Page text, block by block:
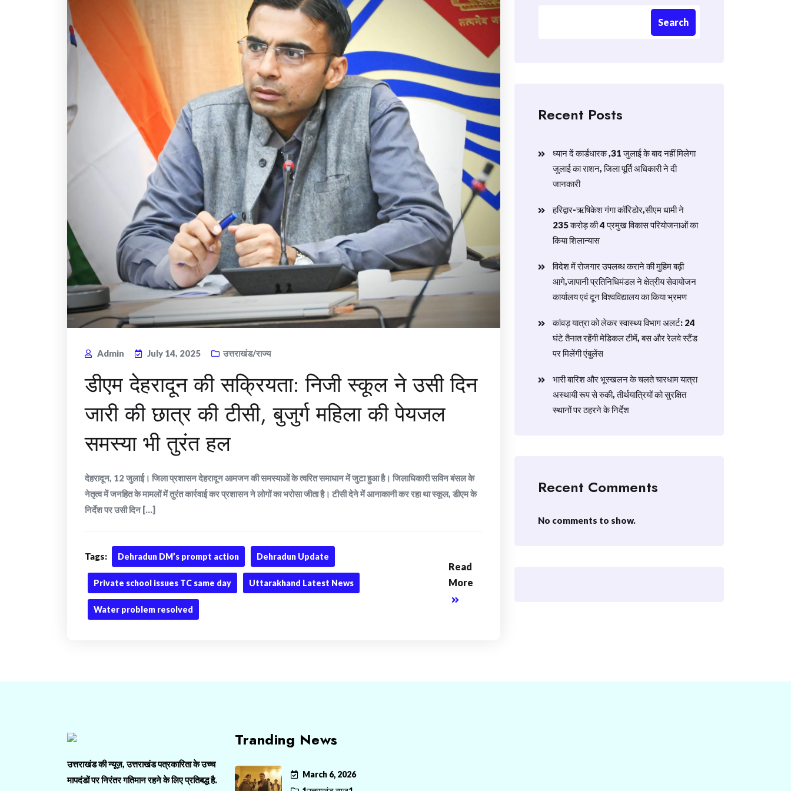
Admin July 14, 2025 उत्तराखंड/राज्य
डीएम देहरादून की सक्रियता: निजी स्कूल ने उसी दिन
जारी की छात्र की टीसी, बुजुर्ग महिला की पेयजल
समस्या भी तुरंत हल
देहरादून, 12 जुलाई। जिला प्रशासन देहरादून आमजन की समस्याओं के त्वरित समाधान में जुटा हुआ है। जिलाधिकारी सविन बंसल के
नेतृत्व में जनहित के मामलों में तुरंत कार्रवाई कर प्रशासन ने लोगों का भरोसा जीता है। टीसी देने में आनाकानी कर रहा था स्कूल, डीएम के
निर्देश पर उसी दिन [...]
Tags: Dehradun DM’s prompt action Dehradun Update
Private school issues TC same day Uttarakhand Latest News
Water problem resolved
Read
More
Search
Recent Posts
ध्यान दें कार्डधारक ,31 जुलाई के बाद नहीं मिलेगा
जुलाई का राशन, जिला पूर्ति अधिकारी ने दी
जानकारी
हरिद्वार-ऋषिकेश गंगा कॉरिडोर,सीएम धामी ने
235 करोड़ की 4 प्रमुख विकास परियोजनाओं का
किया शिलान्यास
विदेश में रोजगार उपलब्ध कराने की मुहिम बढ़ी
आगे,जापानी प्रतिनिधिमंडल ने क्षेत्रीय सेवायोजन
कार्यालय एवं दून विश्वविद्यालय का किया भ्रमण
​कांवड़ यात्रा को लेकर स्वास्थ्य विभाग अलर्ट: 24
घंटे तैनात रहेंगी मेडिकल टीमें, बस और रेलवे स्टैंड
पर मिलेंगी एंबुलेंस
​भारी बारिश और भूस्खलन के चलते चारधाम यात्रा
अस्थायी रूप से रुकी, तीर्थयात्रियों को सुरक्षित
स्थानों पर ठहरने के निर्देश
Recent Comments
No comments to show.
उत्तराखंड की न्यूज़, उत्तराखंड पत्रकारिता के उच्च
मापदंडों पर निरंतर गतिमान रहने के लिए प्रतिबद्ध है.
Tranding News
March 6, 2026